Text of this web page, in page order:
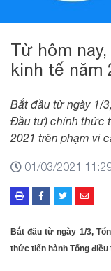
Từ hôm
kinh tế năm
Bắt đầu từ ngày 1/
Đầu tư) chính thức
2021 trên phạm vi
01/03/2021
Bắt đầu từ ngày 1/3,
thức tiến hành Tổng